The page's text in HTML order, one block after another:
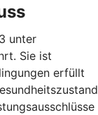
unter
Sie ist
erfüllt